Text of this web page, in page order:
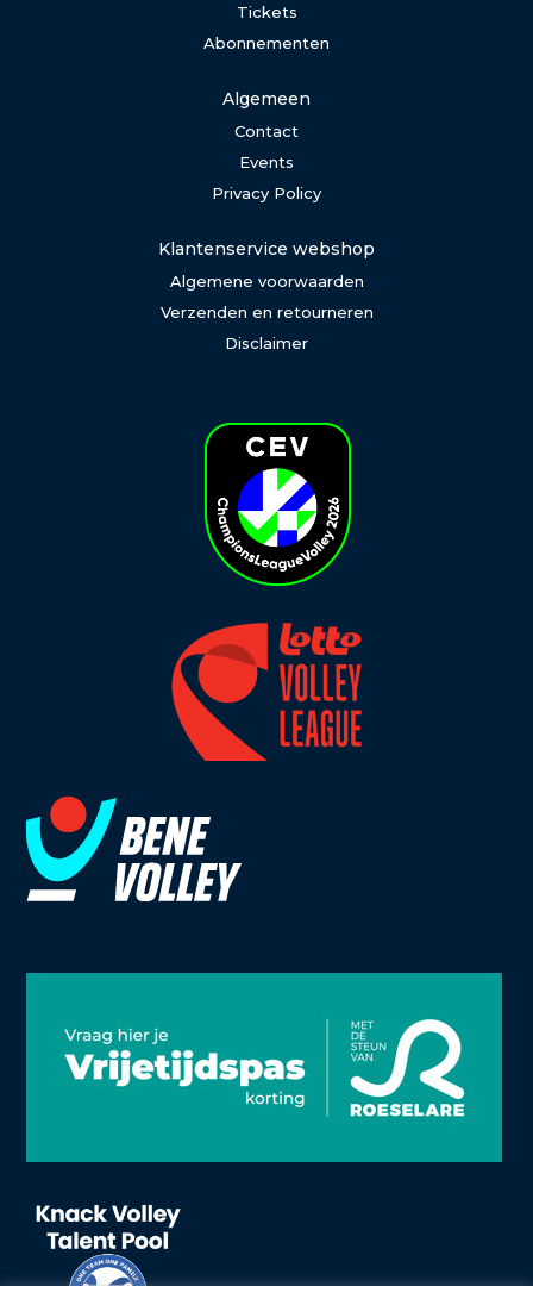
Tickets
Abonnementen
Algemeen
Contact
Events
Privacy Policy
Klantenservice webshop
Algemene voorwaarden
Verzenden en retourneren
Disclaimer